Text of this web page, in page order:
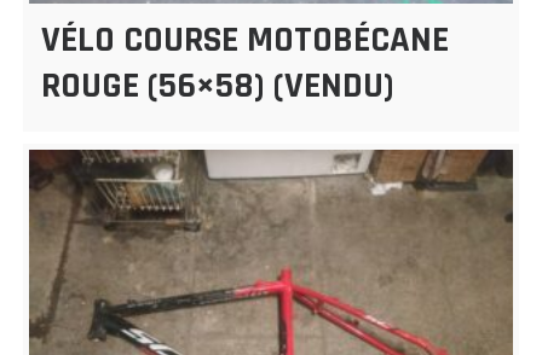
VÉLO COURSE MOTOBÉCANE
ROUGE (56×58) (VENDU)